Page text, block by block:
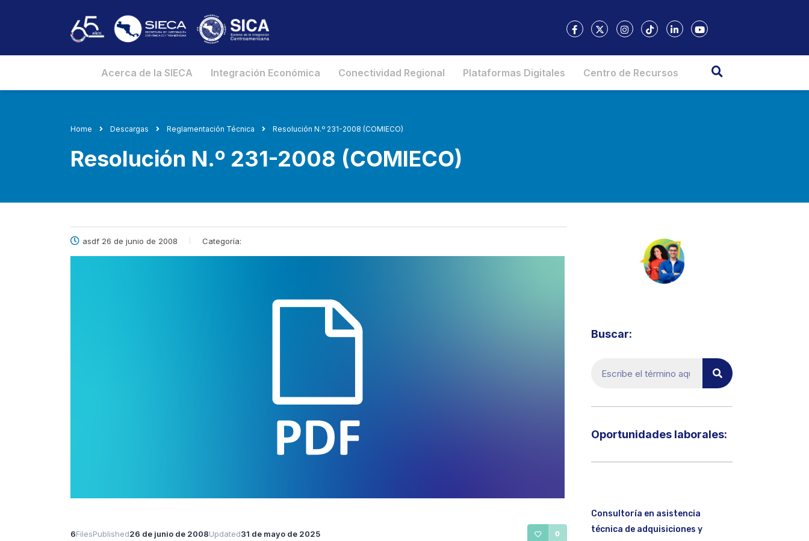
Acerca de la SIECA Integración Económica Conectividad Regional Plataformas Digitales Centro de Recursos
Home Descargas Reglamentación Técnica Resolución N.º 231-2008 (COMIECO)
Resolución N.º 231-2008 (COMIECO)
asdf 26 de junio de 2008 Categoría:
6FilesPublished26 de junio de 2008Updated31 de mayo de 2025 0
Buscar:
Oportunidades laborales:​
Consultoría en asistencia
técnica de adquisiciones y